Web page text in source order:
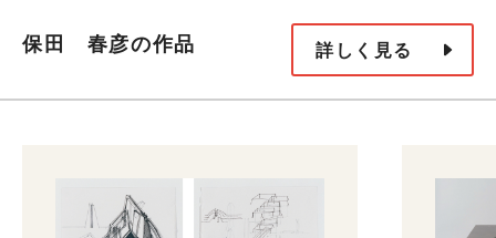
保田 春彦の作品 詳しく見る